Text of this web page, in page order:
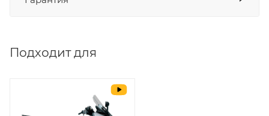
Уважаемые пользователи, в настоящем
которыми необходимо ознакомиться
покупателю, в случае приобретения
Подходит для